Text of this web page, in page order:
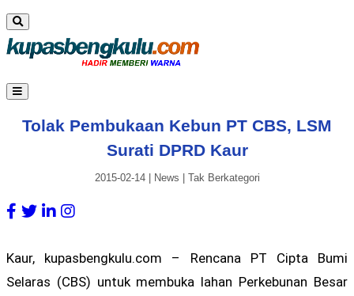
Tolak Pembukaan Kebun PT CBS, LSM
Surati DPRD Kaur
2015-02-14| News Tak Berkategori
Kaur, kupasbengkulu.com – Rencana PT Cipta Bumi
Selaras (CBS) untuk membuka lahan Perkebunan Besar